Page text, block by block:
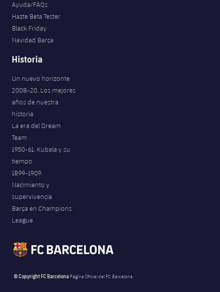
Ayuda/FAQs
Hazte Beta Tester
Black Friday
Navidad Barça
Historia
Un nuevo horizonte
2008-20. Los mejores
años de nuestra
historia
La era del Dream
Team
1950-61. Kubala y su
tiempo
1899-1909.
Nacimiento y
supervivencia
Barça en Champions
League
© Copyright FC Barcelona Página Oficial del FC Barcelona